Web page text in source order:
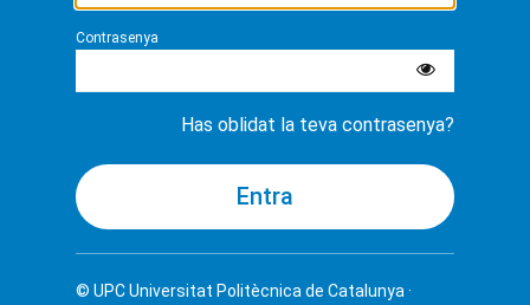
Contrasenya
Has oblidat la teva contrasenya?
© UPCUniversitat Politècnica de Catalunya ·